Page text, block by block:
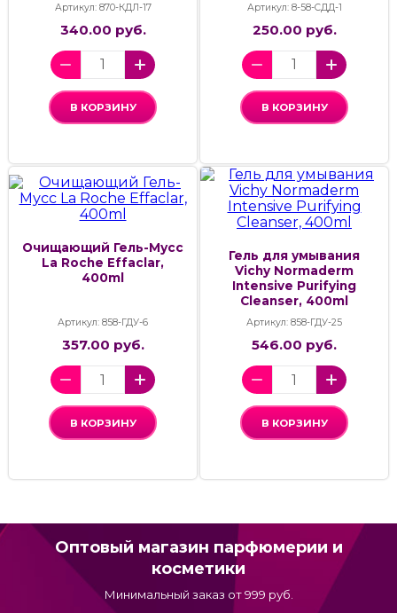
Артикул: 870-КДЛ-17
340.00 руб.
В КОРЗИНУ
Артикул: 8-58-СДД-1
250.00 руб.
В КОРЗИНУ
Очищающий Гель-Мусс
La Roche Effaclar,
400ml
Артикул: 858-ГДУ-6
357.00 руб.
В КОРЗИНУ
Гель для умывания
Vichy Normaderm
Intensive Purifying
Cleanser, 400ml
Артикул: 858-ГДУ-25
546.00 руб.
В КОРЗИНУ
Оптовый магазин парфюмерии и
косметики
Минимальный заказ от 999 руб.